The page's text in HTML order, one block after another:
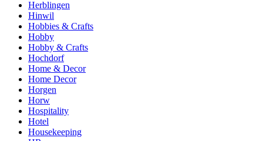
Herblingen
Hinwil
Hobbies & Crafts
Hobby
Hobby & Crafts
Hochdorf
Home & Decor
Home Decor
Horgen
Horw
Hospitality
Hotel
Housekeeping